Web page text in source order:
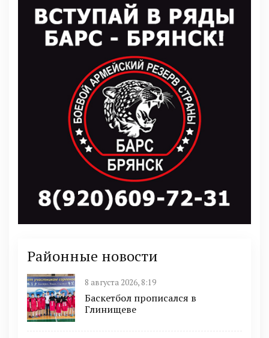
Районные новости
8 августа 2026, 8:19
Баскетбол прописался в
Глинищеве